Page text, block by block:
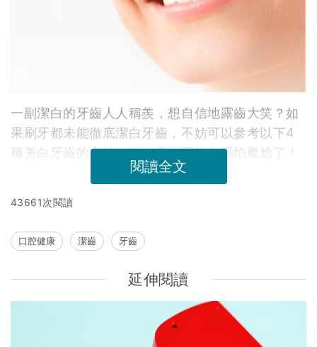
一副潔白的牙齒人人稱羨，想自信地露齒大笑？如
果刷牙都未能徹底潔白牙齒，不妨可以參考以下4
種美白牙齒的方法，以後露出牙齒也不怕尷尬了！
閱讀全文
43661次閱讀
口腔健康 潔齒 牙齒
延伸閱讀